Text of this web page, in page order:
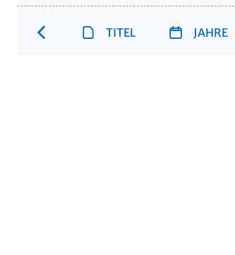
TITEL JAHRE